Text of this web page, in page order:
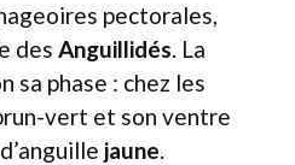
pectorales,
des Anguillidés. La
sa phase : chez les
vert et son ventre
jaune.